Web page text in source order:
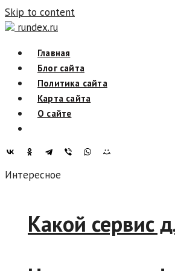
Skip to content
rundex.ru
Главная
Блог сайта
Политика сайта
Карта сайта
О сайте
Интересное
Какой